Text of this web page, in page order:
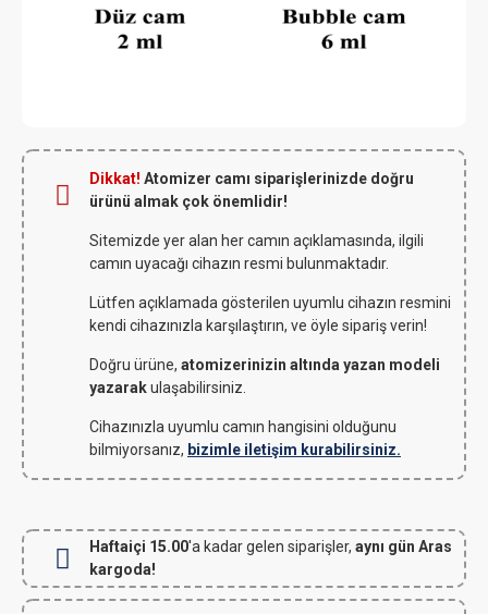
Dikkat! Atomizer camı siparişlerinizde doğru
ürünü almak çok önemlidir!
Sitemizde yer alan her camın açıklamasında, ilgili
camın uyacağı cihazın resmi bulunmaktadır.
Lütfen açıklamada gösterilen uyumlu cihazın resmini
kendi cihazınızla karşılaştırın, ve öyle sipariş verin!
Doğru ürüne, atomizerinizin altında yazan modeli
yazarakulaşabilirsiniz.
Cihazınızla uyumlu camın hangisini olduğunu
bilmiyorsanız, bizimle iletişim kurabilirsiniz.
Haftaiçi 15.00'a kadar gelen siparişler, aynı gün Aras
kargoda!